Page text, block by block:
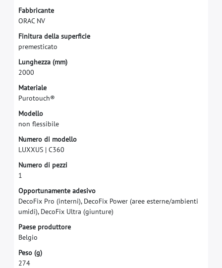
Fabbricante
ORAC NV
Finitura della superfcie
premesticato
Lunghezza (mm)
2000
Materiale
Purotouch®
Modello
non fessibile
Numero di modello
LUXXUS | C360
Numero di pezzi
1
Opportunamente adesivo
DecoFix Pro (interni), DecoFix Power (aree esterne/ambienti
umidi), DecoFix Ultra (giunture)
Paese produttore
Belgio
Peso (g)
274